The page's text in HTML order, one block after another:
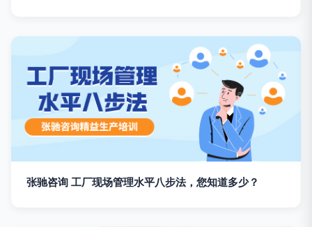
张驰咨询 工厂现场管理水平八步法，您知道多少？